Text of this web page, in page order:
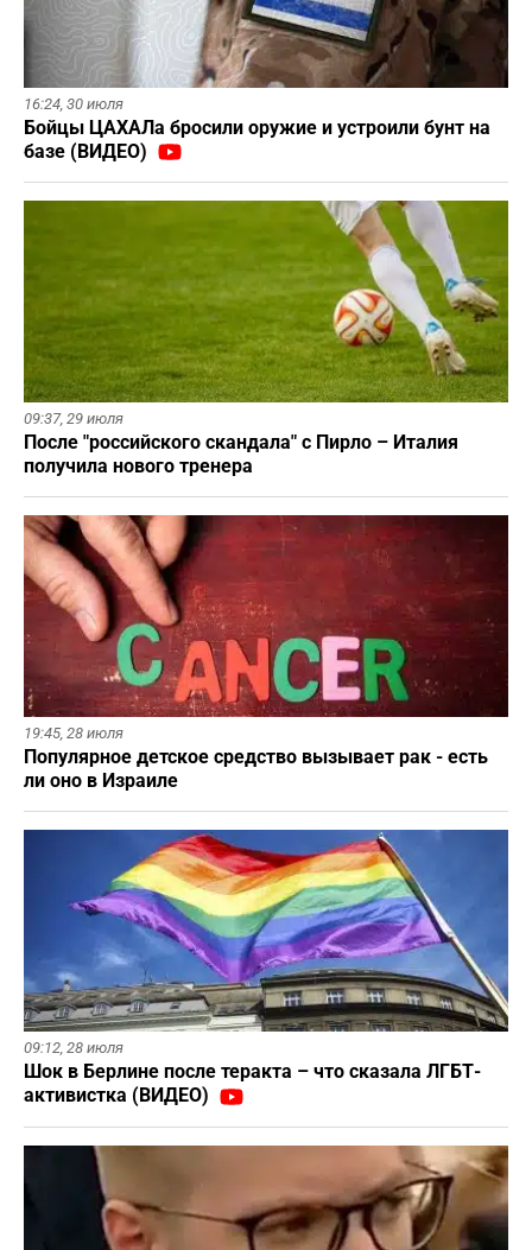
16:24, 30 июля
Бойцы ЦАХАЛа бросили оружие и устроили бунт на
базе (ВИДЕО)
09:37, 29 июля
После "российского скандала" с Пирло – Италия
получила нового тренера
19:45, 28 июля
Популярное детское средство вызывает рак - есть
ли оно в Израиле
09:12, 28 июля
Шок в Берлине после теракта – что сказала ЛГБТ-
активистка (ВИДЕО)